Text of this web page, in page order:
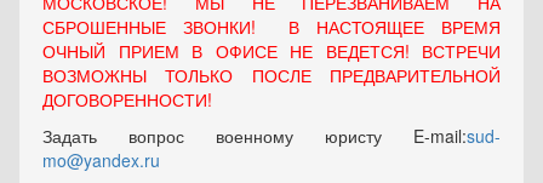
СБРОШЕННЫЕ ЗВОНКИ! В НАСТОЯЩЕЕ ВРЕМЯ
ОЧНЫЙ ПРИЕМ В ОФИСЕ НЕ ВЕДЕТСЯ! ВСТРЕЧИ
ВОЗМОЖНЫ ТОЛЬКО ПОСЛЕ ПРЕДВАРИТЕЛЬНОЙ
ДОГОВОРЕННОСТИ!
Задать вопрос военному юристу E-mail:sud-
mo@yandex.ru